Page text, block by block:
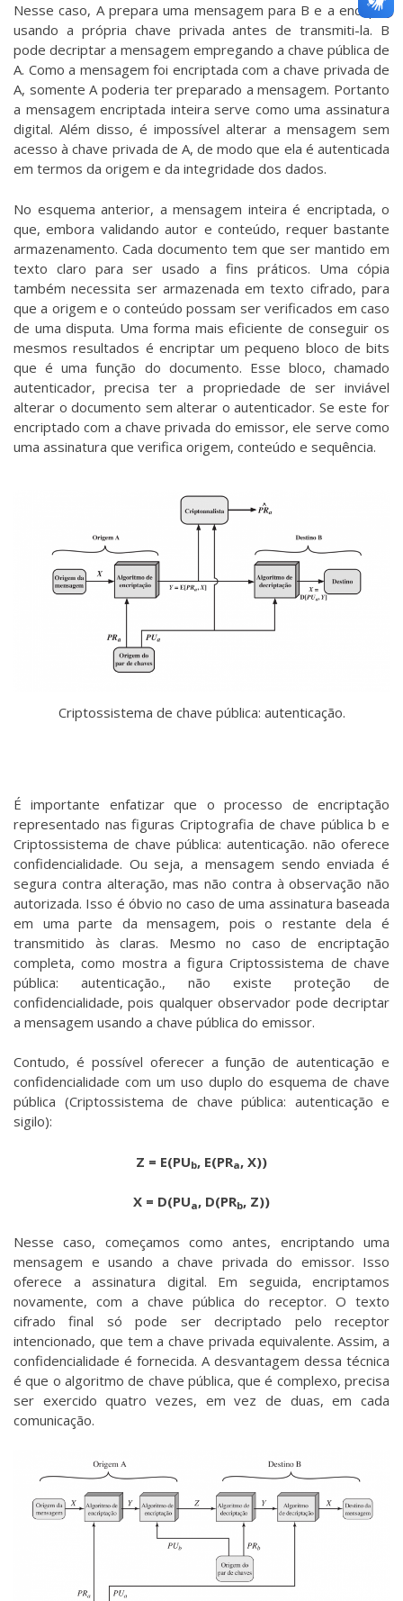
Nesse caso, A prepara uma mensagem para B e a encripta
usando a própria chave privada antes de transmiti-la. B
pode decriptar a mensagem empregando a chave pública de
A. Como a mensagem foi encriptada com a chave privada de
A, somente A poderia ter preparado a mensagem. Portanto
a mensagem encriptada inteira serve como uma assinatura
digital. Além disso, é impossível alterar a mensagem sem
acesso à chave privada de A, de modo que ela é autenticada
em termos da origem e da integridade dos dados.
No esquema anterior, a mensagem inteira é encriptada, o
que, embora validando autor e conteúdo, requer bastante
armazenamento. Cada documento tem que ser mantido em
texto claro para ser usado a fins práticos. Uma cópia
também necessita ser armazenada em texto cifrado, para
que a origem e o conteúdo possam ser verificados em caso
de uma disputa. Uma forma mais eficiente de conseguir os
mesmos resultados é encriptar um pequeno bloco de bits
que é uma função do documento. Esse bloco, chamado
autenticador, precisa ter a propriedade de ser inviável
alterar o documento sem alterar o autenticador. Se este for
encriptado com a chave privada do emissor, ele serve como
uma assinatura que verifica origem, conteúdo e sequência.
Criptossistema de chave pública: autenticação.
É importante enfatizar que o processo de encriptação
representado nas figuras Criptografia de chave pública b e
Criptossistema de chave pública: autenticação. não oferece
confidencialidade. Ou seja, a mensagem sendo enviada é
segura contra alteração, mas não contra à observação não
autorizada. Isso é óbvio no caso de uma assinatura baseada
em uma parte da mensagem, pois o restante dela é
transmitido às claras. Mesmo no caso de encriptação
completa, como mostra a figura Criptossistema de chave
pública: autenticação., não existe proteção de
confidencialidade, pois qualquer observador pode decriptar
a mensagem usando a chave pública do emissor.
Contudo, é possível oferecer a função de autenticação e
confidencialidade com um uso duplo do esquema de chave
pública (Criptossistema de chave pública: autenticação e
sigilo):
Z = E(PUb, E(PRa, X))
X = D(PUa, D(PRb, Z))
Nesse caso, começamos como antes, encriptando uma
mensagem e usando a chave privada do emissor. Isso
oferece a assinatura digital. Em seguida, encriptamos
novamente, com a chave pública do receptor. O texto
cifrado final só pode ser decriptado pelo receptor
intencionado, que tem a chave privada equivalente. Assim, a
confidencialidade é fornecida. A desvantagem dessa técnica
é que o algoritmo de chave pública, que é complexo, precisa
ser exercido quatro vezes, em vez de duas, em cada
comunicação.